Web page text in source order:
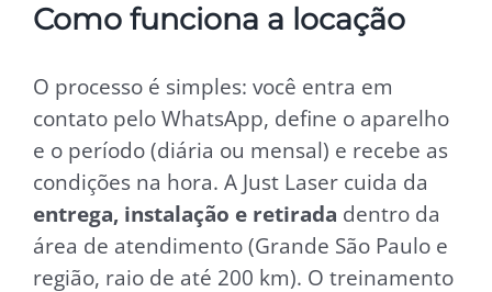
Como funciona a locação
O processo é simples: você entra em
contato pelo WhatsApp, define o aparelho
e o período (diária ou mensal) e recebe as
condições na hora. A Just Laser cuida da
entrega, instalação e retirada dentro da
área de atendimento (Grande São Paulo e
região, raio de até 200 km). O treinamento